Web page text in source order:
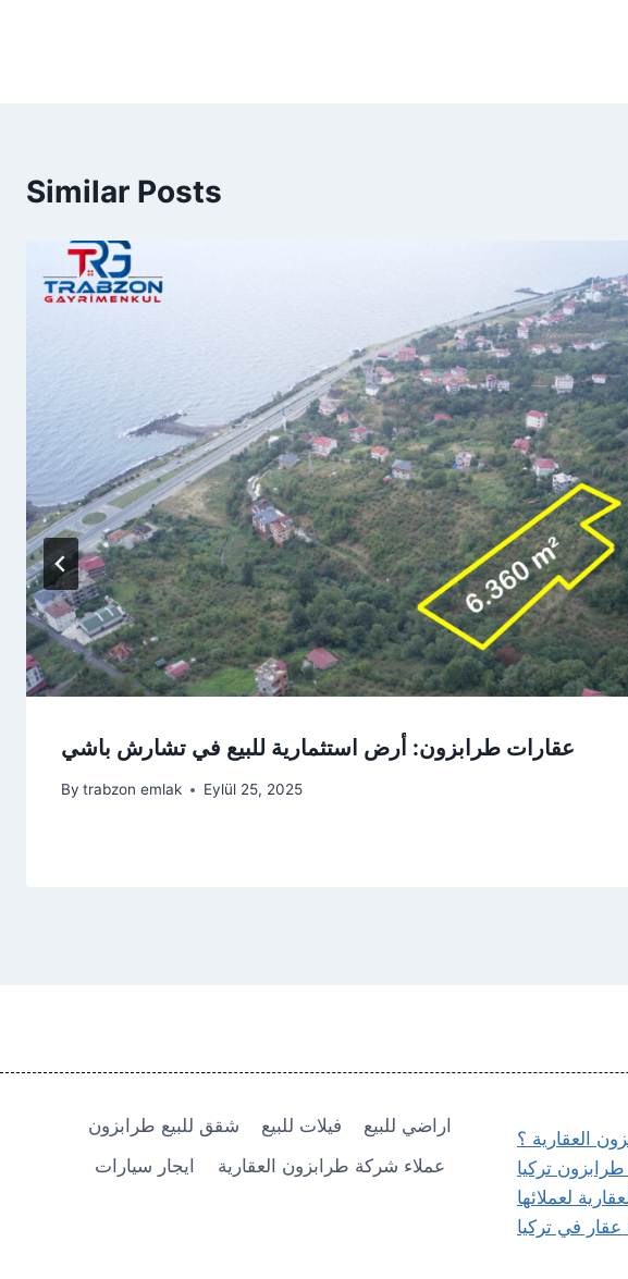
Similar Posts
عقارات طرابزون: أرض استثمارية للبيع في تشارش باشي
By trabzon emlak Eylül 25, 2025
شقق للبيع طرابزون فيلات للبيع
اراضي للبيع
ايجار سيارات
عملاء شركة طرابزون العقارية
العقارية ؟
تركيا
لعملائها
عقار في تركيا